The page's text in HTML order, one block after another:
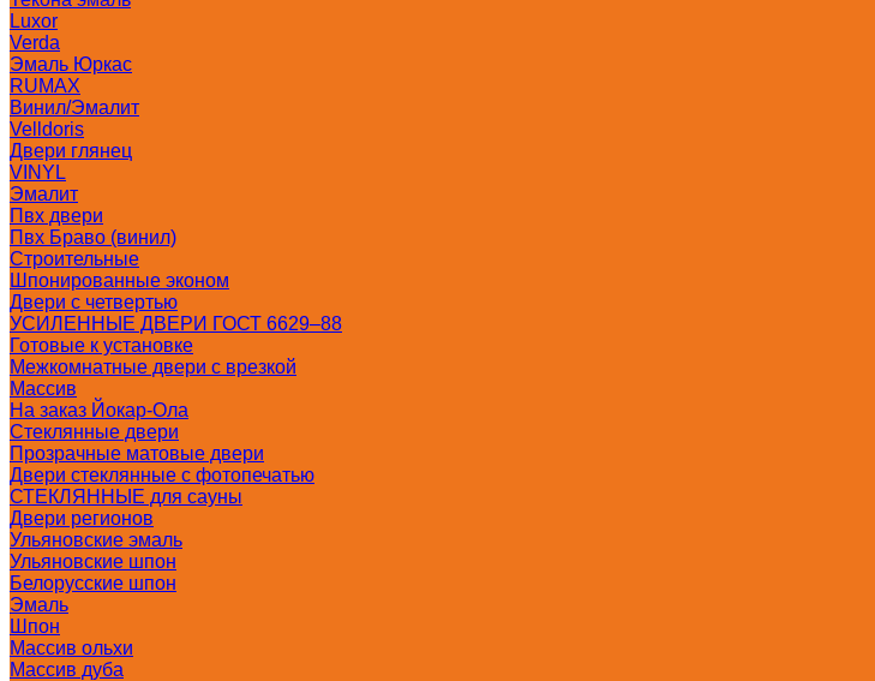
Luxor
Verda
Эмаль Юркас
RUMAX
Винил/Эмалит
Velldoris
Двери глянец
VINYL
Эмалит
Пвх двери
Пвх Браво (винил)
Строительные
Шпонированные эконом
Двери с четвертью
УСИЛЕННЫЕ ДВЕРИ ГОСТ 6629–88
Готовые к установке
Межкомнатные двери с врезкой
Массив
На заказ Йокар-Ола
Стеклянные двери
Прозрачные матовые двери
Двери стеклянные с фотопечатью
СТЕКЛЯННЫЕ для сауны
Двери регионов
Ульяновские эмаль
Ульяновские шпон
Белорусские шпон
Эмаль
Шпон
Массив ольхи
Массив дуба